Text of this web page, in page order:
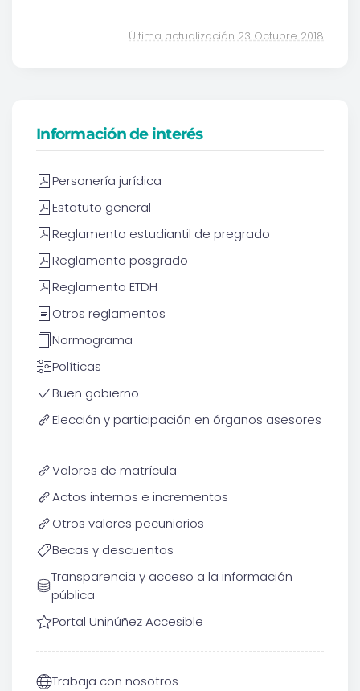
Última actualización 23 Octubre 2018
Información de interés
Personería jurídica
Estatuto general
Reglamento estudiantil de pregrado
Reglamento posgrado
Reglamento ETDH
Otros reglamentos
Normograma
Políticas
Buen gobierno
Elección y participación en órganos asesores
Valores de matrícula
Actos internos e incrementos
Otros valores pecuniarios
Becas y descuentos
Transparencia y acceso a la información
pública
Portal Uninúñez Accesible
Trabaja con nosotros